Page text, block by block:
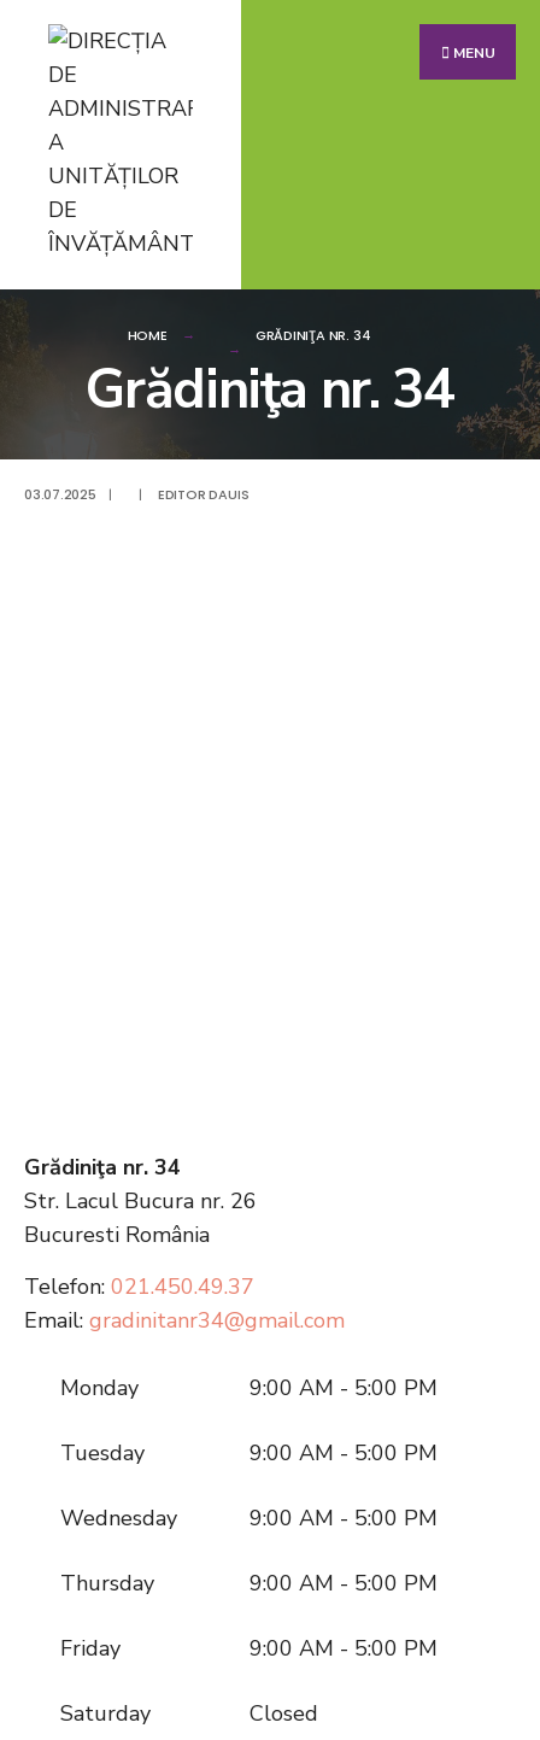
MENU
HOME GRĂDINIŢA NR. 34
Grădiniţa nr. 34
03.07.2025 | | EDITOR DAUIS
Grădiniţa nr. 34
Str. Lacul Bucura nr. 26
Bucuresti România
Telefon: 021.450.49.37
Email: gradinitanr34@gmail.com
Monday 9:00 AM - 5:00 PM
Tuesday 9:00 AM - 5:00 PM
Wednesday 9:00 AM - 5:00 PM
Thursday 9:00 AM - 5:00 PM
Friday 9:00 AM - 5:00 PM
Saturday Closed